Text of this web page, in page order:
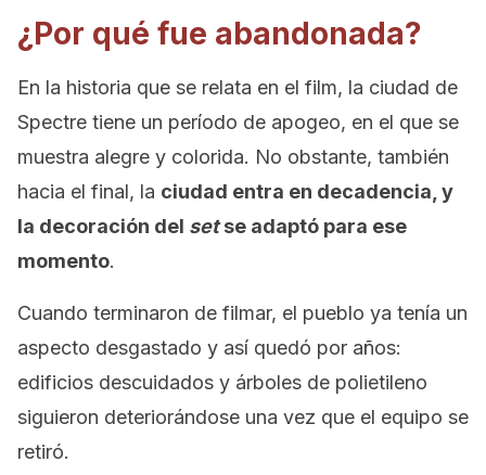
¿Por qué fue abandonada?
En la historia que se relata en el film, la ciudad de
Spectre tiene un período de apogeo, en el que se
muestra alegre y colorida. No obstante, también
hacia el final, la ciudad entra en decadencia, y
la decoración del setse adaptó para ese
momento.
Cuando terminaron de filmar, el pueblo ya tenía un
aspecto desgastado y así quedó por años:
edificios descuidados y árboles de polietileno
siguieron deteriorándose una vez que el equipo se
retiró.